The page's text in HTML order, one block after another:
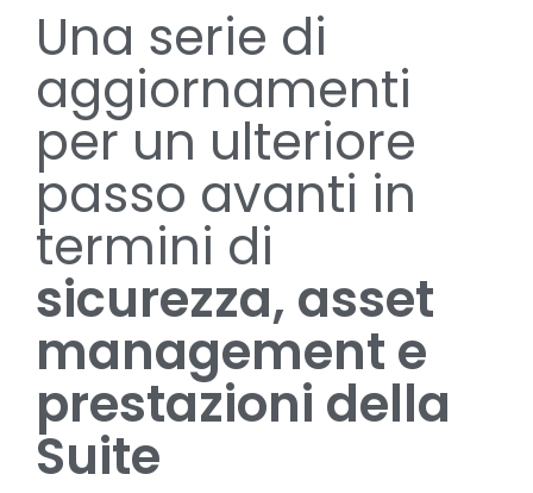
Una serie di
aggiornamenti
per un ulteriore
passo avanti in
termini di
sicurezza, asset
management e
prestazioni della
Suite